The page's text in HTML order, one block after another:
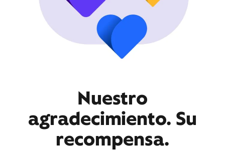
Nuestro
agradecimiento. Su
recompensa.